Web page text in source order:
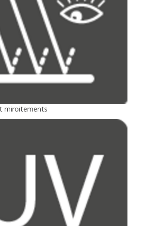
miroitements